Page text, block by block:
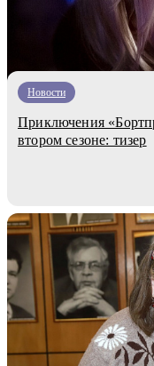
Новости
Приключения
втором сезоне: тизер